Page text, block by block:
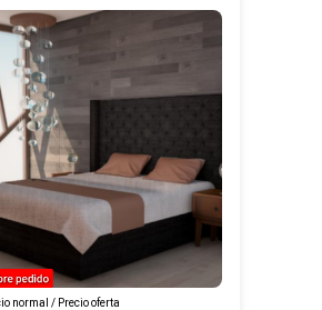
normal / Precio oferta